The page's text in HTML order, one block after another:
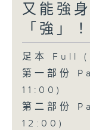
又能強
「強」
足本 Full
第一部份
11:00)
第二部份
12:00)